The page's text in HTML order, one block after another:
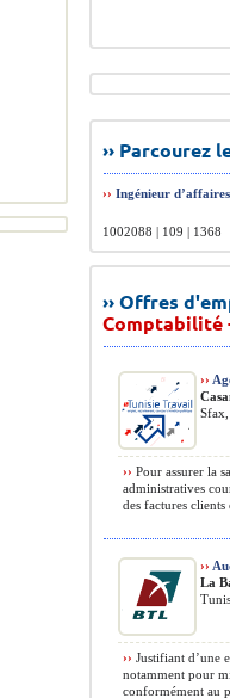
››
››Ingénieur
1002088 | 109 | 1368
›› Offres
Comptabilité
››
›› Pour assurer la
administratives
des factures
››
La
›› Justifiant d’une
notamment pour
conformément au